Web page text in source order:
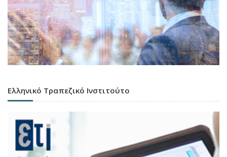
Ελληνικό Τραπεζικό Ινστιτούτο